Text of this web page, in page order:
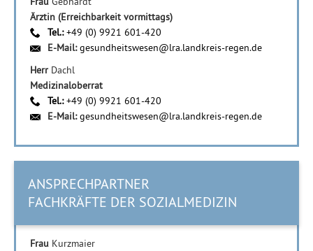
Ärztin (Erreichbarkeit vormittags)
Tel.:+49 (0) 9921 601-420
E-Mail:gesundheitswesen@lra.landkreis-regen.de
Herr Dachl
Medizinaloberrat
Tel.:+49 (0) 9921 601-420
E-Mail:gesundheitswesen@lra.landkreis-regen.de
ANSPRECHPARTNER
FACHKRÄFTE DER SOZIALMEDIZIN
Frau Kurzmaier